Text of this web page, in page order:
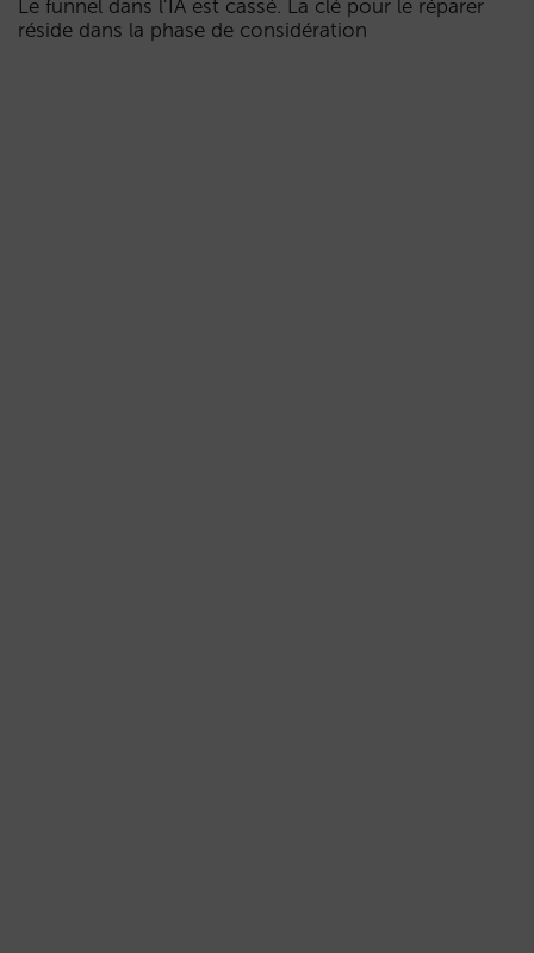
Le funnel dans l’IA est cassé. La clé pour le réparer
réside dans la phase de considération